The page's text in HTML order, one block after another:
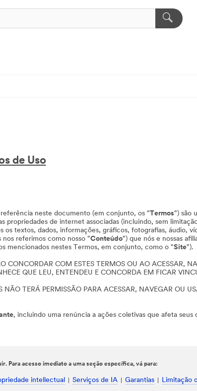
de Uso
neste documento (em conjunto, os "Termos") são
propriedades de internet associadas (incluindo, sem
textos, dados, informações, gráficos, fotografias, áudio,
nos referimos como nosso "Conteúdo") que nós e nossas
mencionados nestes Termos, em conjunto, como o "Site").
CONCORDAR COM ESTES TERMOS OU AO ACESSAR,
QUE LEU, ENTENDEU E CONCORDA EM FICAR
TERÁ PERMISSÃO PARA ACESSAR, NAVEGAR OU
, incluindo uma renúncia a ações coletivas que afeta seus
Para acesso imediato a uma seção específica, vá para:
intellectual Serviços de IA Garantias Limitação